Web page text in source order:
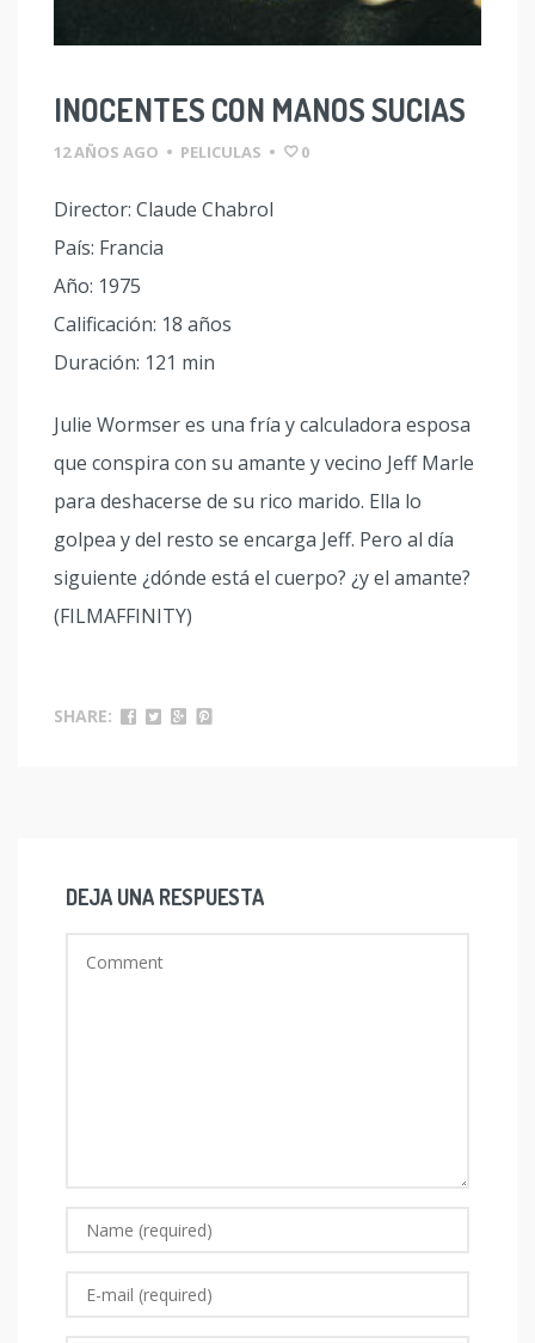
INOCENTES CON MANOS SUCIAS
12 AÑOS AGO • PELICULAS • 0
Director: Claude Chabrol
País: Francia
Año: 1975
Calificación: 18 años
Duración: 121 min
Julie Wormser es una fría y calculadora esposa
que conspira con su amante y vecino Jeff Marle
para deshacerse de su rico marido. Ella lo
golpea y del resto se encarga Jeff. Pero al día
siguiente ¿dónde está el cuerpo? ¿y el amante?
(FILMAFFINITY)
SHARE:
DEJA UNA RESPUESTA